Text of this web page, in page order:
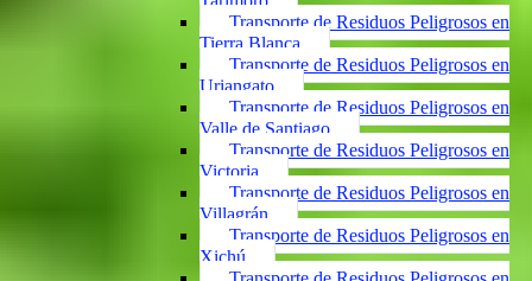
Transporte de Residuos Peligrosos en
Tierra Blanca
Transporte de Residuos Peligrosos en
Uriangato
Transporte de Residuos Peligrosos en
Valle de Santiago
Transporte de Residuos Peligrosos en
Victoria
Transporte de Residuos Peligrosos en
Villagrán
Transporte de Residuos Peligrosos en
Xichú